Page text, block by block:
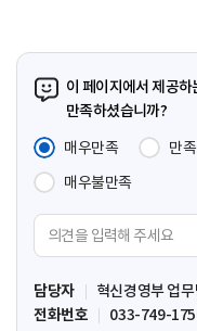
이 페이지에서 제공
만족하셨습니까?
매우만족
만족
매우불만족
견
입
력
담당자
혁신경영부 업
전화번호
033-749-